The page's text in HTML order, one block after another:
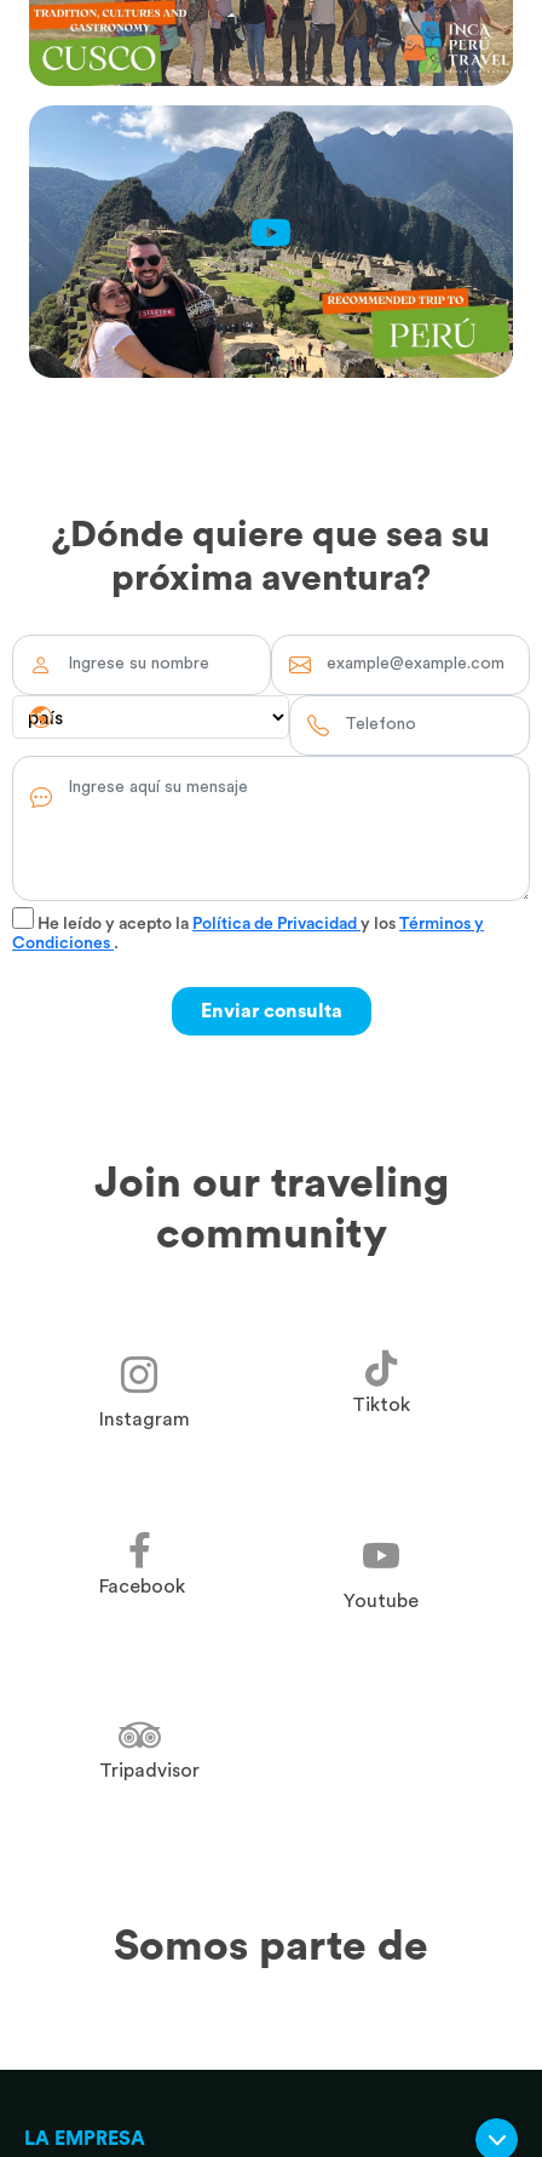
¿Dónde quiere que sea su
próxima aventura?
He leído y acepto la Política de Privacidad y los Términos y
Condiciones .
Join our traveling
community
Instagram
Tiktok
Facebook
Youtube
Tripadvisor
Somos parte de
LA EMPRESA